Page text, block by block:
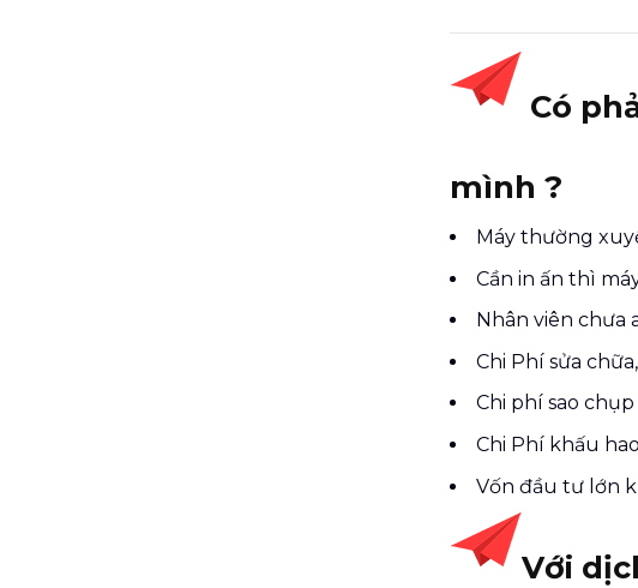
Có
mình ?
Máy thường
Cần in ấn thì
Nhân viên
Chi Phí sửa
Chi phí sao
Chi Phí khấu
Vốn đầu tư lớn
Với